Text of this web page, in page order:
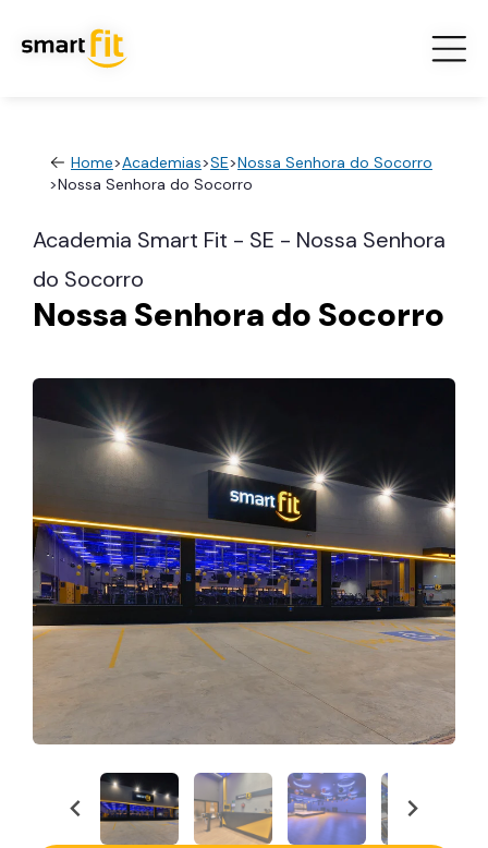
Home>Academias>SE>Nossa Senhora do Socorro
>Nossa Senhora do Socorro
Academia Smart Fit - SE - Nossa Senhora
do Socorro
Nossa Senhora do Socorro